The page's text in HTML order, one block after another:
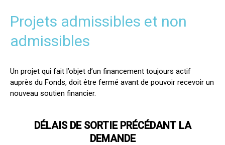
Projets admissibles et non
admissibles
Un projet qui fait l’objet d’un financement toujours actif
auprès du Fonds, doit être fermé avant de pouvoir recevoir un
nouveau soutien financier.
DÉLAIS DE SORTIE PRÉCÉDANT LA
DEMANDE